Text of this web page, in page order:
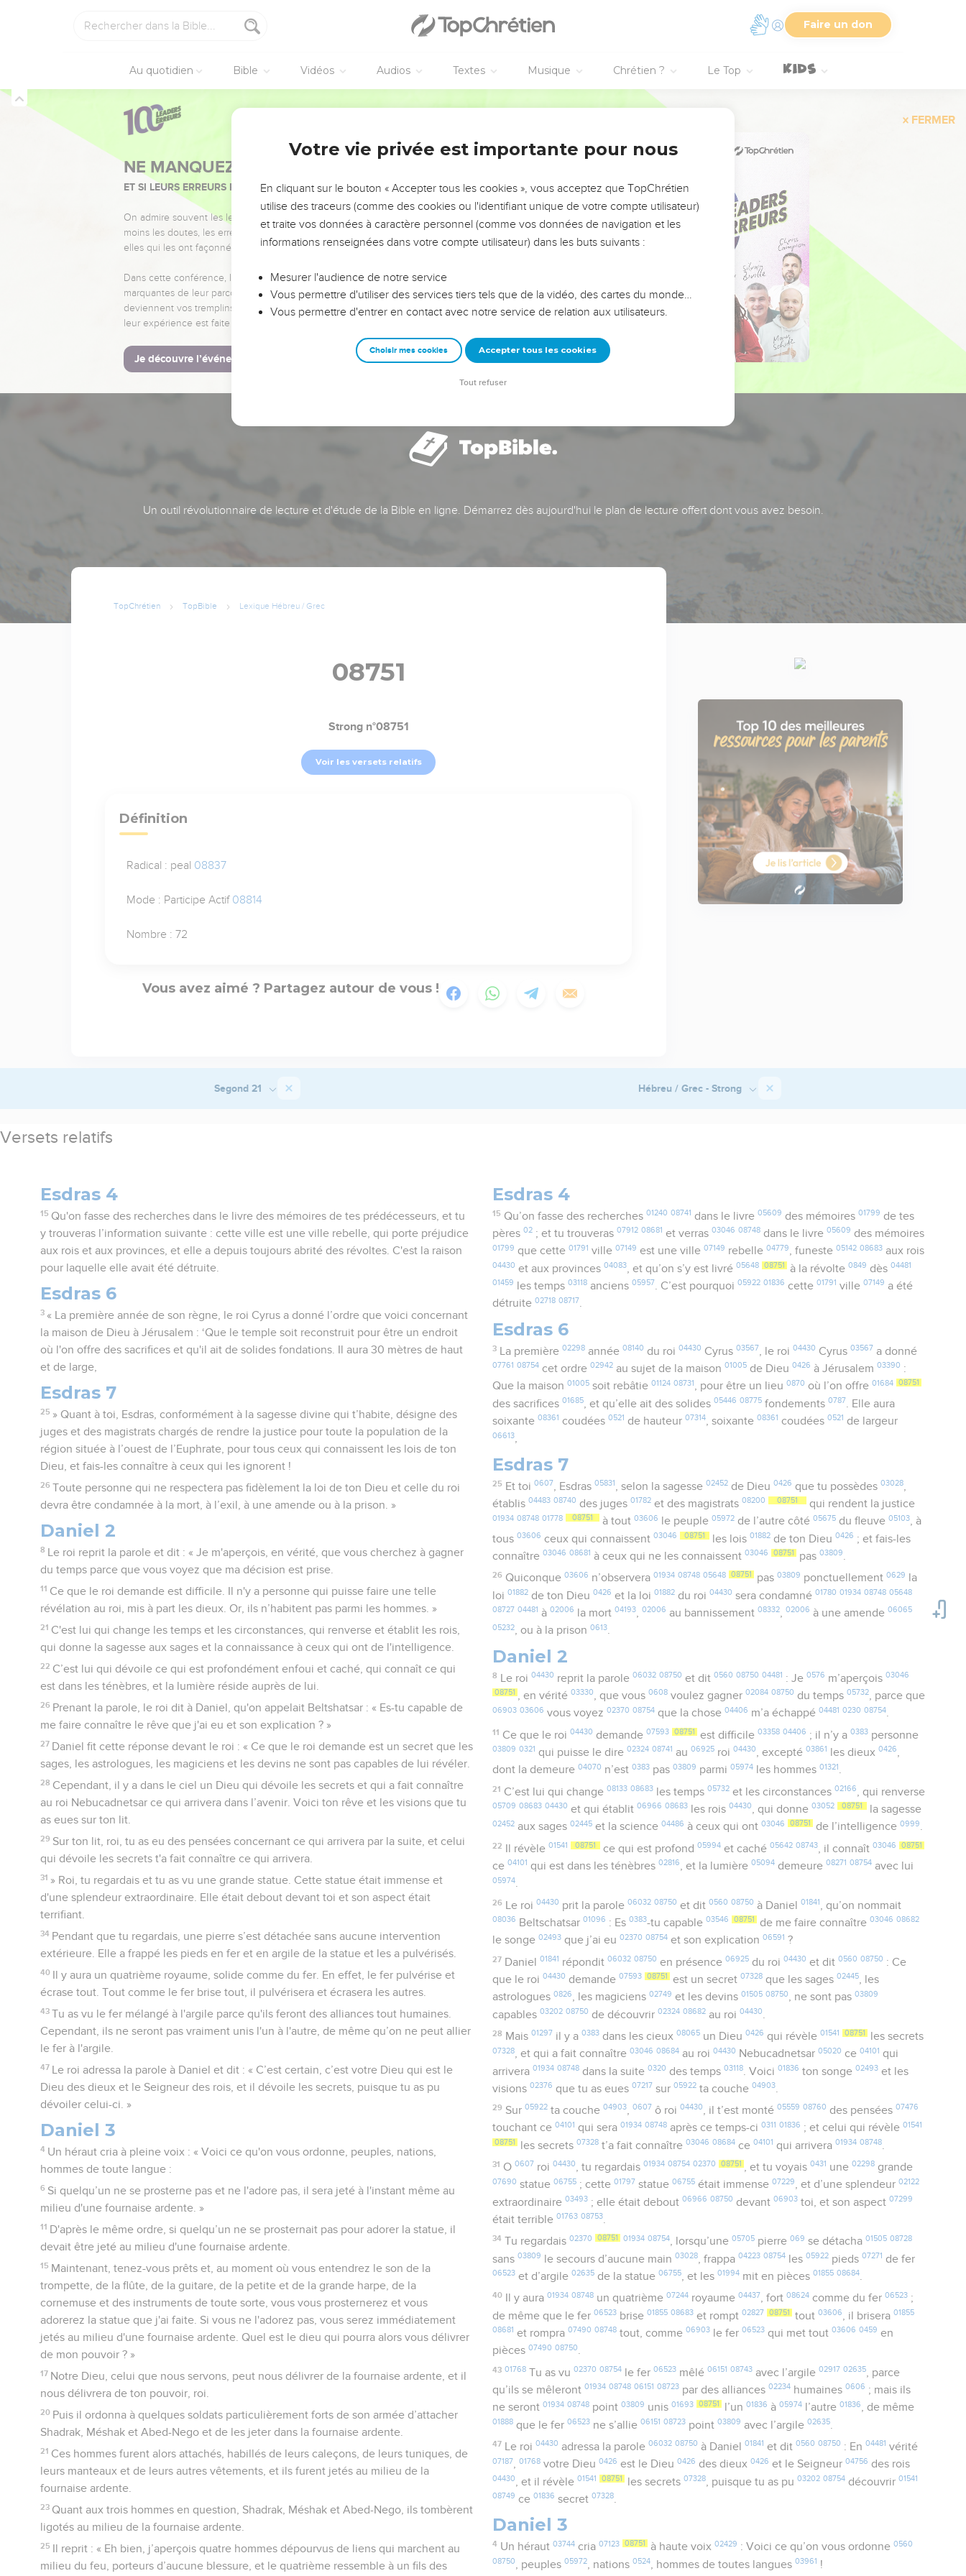
Faire un don
Au quotidien Bible Vidéos Audios Textes Musique Chrétien ? Le Top
FERMER
NE MANQUEZ PAS L’ÉVÉNEMENT DE L’ANNÉE !
ET SI LEURS ERREURS POUVAIENT VOUS ÉVITER LES VOTRES ?
On admire souvent les leaders pour leurs réussites, leur impact, leur foi ou leur vision. Mais on voit
moins les doutes, les erreurs et les saisons difficiles qu'ils ont traversés, alors même que ce sont
elles qui les ont façonnés.
Dans cette conférence, leaders, entrepreneurs, et responsables reviennent sur les erreurs
marquantes de leur parcours et les clés pour avancer avec plus de sagesse afin que leurs erreurs
deviennent vos tremplins. Que vous guidiez un ministère, une équipe, un groupe ou une famille,
leur expérience est faite pour vous.
Je découvre l’événement
Un outil révolutionnaire de lecture et d'étude de la Bible en ligne. Démarrez dès aujourd'hui le plan de lecture offert dont vous avez besoin.
TopChrétien TopBible Lexique Hébreu / Grec
08751
Strong n°08751
Voir les versets relatifs
Définition
Radical : peal 08837
Mode : Participe Actif 08814
Nombre : 72
Vous avez aimé ? Partagez autour de vous !
Segond 21 Hébreu / Grec - Strong
Versets relatifs
Esdras 4
15 Qu'on fasse des recherches dans le livre des mémoires de tes prédécesseurs, et tu
y trouveras l’information suivante : cette ville est une ville rebelle, qui porte préjudice
aux rois et aux provinces, et elle a depuis toujours abrité des révoltes. C'est la raison
pour laquelle elle avait été détruite.
Esdras 6
3 « La première année de son règne, le roi Cyrus a donné l’ordre que voici concernant
la maison de Dieu à Jérusalem : ‘Que le temple soit reconstruit pour être un endroit
où l'on offre des sacrifices et qu'il ait de solides fondations. Il aura 30 mètres de haut
et de large,
Esdras 7
25 » Quant à toi, Esdras, conformément à la sagesse divine qui t’habite, désigne des
juges et des magistrats chargés de rendre la justice pour toute la population de la
région située à l’ouest de l’Euphrate, pour tous ceux qui connaissent les lois de ton
Dieu, et fais-les connaître à ceux qui les ignorent !
26 Toute personne qui ne respectera pas fidèlement la loi de ton Dieu et celle du roi
devra être condamnée à la mort, à l’exil, à une amende ou à la prison. »
Daniel 2
8
Le roi reprit la parole et dit : « Je m'aperçois, en vérité, que vous cherchez à gagner
du temps parce que vous voyez que ma décision est prise.
11 Ce que le roi demande est difficile. Il n'y a personne qui puisse faire une telle
révélation au roi, mis à part les dieux. Or, ils n’habitent pas parmi les hommes. »
21 C'est lui qui change les temps et les circonstances, qui renverse et établit les rois,
qui donne la sagesse aux sages et la connaissance à ceux qui ont de l'intelligence.
22 C’est lui qui dévoile ce qui est profondément enfoui et caché, qui connaît ce qui
est dans les ténèbres, et la lumière réside auprès de lui.
26 Prenant la parole, le roi dit à Daniel, qu'on appelait Beltshatsar : « Es-tu capable de
me faire connaître le rêve que j'ai eu et son explication ? »
27 Daniel fit cette réponse devant le roi : « Ce que le roi demande est un secret que les
sages, les astrologues, les magiciens et les devins ne sont pas capables de lui révéler.
28 Cependant, il y a dans le ciel un Dieu qui dévoile les secrets et qui a fait connaître
au roi Nebucadnetsar ce qui arrivera dans l’avenir. Voici ton rêve et les visions que tu
as eues sur ton lit.
29 Sur ton lit, roi, tu as eu des pensées concernant ce qui arrivera par la suite, et celui
qui dévoile les secrets t'a fait connaître ce qui arrivera.
31 » Roi, tu regardais et tu as vu une grande statue. Cette statue était immense et
d'une splendeur extraordinaire. Elle était debout devant toi et son aspect était
terrifiant.
34 Pendant que tu regardais, une pierre s’est détachée sans aucune intervention
extérieure. Elle a frappé les pieds en fer et en argile de la statue et les a pulvérisés.
40
Il y aura un quatrième royaume, solide comme du fer. En effet, le fer pulvérise et
écrase tout. Tout comme le fer brise tout, il pulvérisera et écrasera les autres.
43 Tu as vu le fer mélangé à l'argile parce qu'ils feront des alliances tout humaines.
Cependant, ils ne seront pas vraiment unis l'un à l'autre, de même qu’on ne peut allier
le fer à l'argile.
47
Le roi adressa la parole à Daniel et dit : « C’est certain, c’est votre Dieu qui est le
Dieu des dieux et le Seigneur des rois, et il dévoile les secrets, puisque tu as pu
dévoiler celui-ci. »
Daniel 3
4 Un héraut cria à pleine voix : « Voici ce qu'on vous ordonne, peuples, nations,
hommes de toute langue :
6 Si quelqu’un ne se prosterne pas et ne l'adore pas, il sera jeté à l'instant même au
milieu d'une fournaise ardente. »
11 D'après le même ordre, si quelqu’un ne se prosternait pas pour adorer la statue, il
devait être jeté au milieu d'une fournaise ardente.
15 Maintenant, tenez-vous prêts et, au moment où vous entendrez le son de la
trompette, de la flûte, de la guitare, de la petite et de la grande harpe, de la
cornemuse et des instruments de toute sorte, vous vous prosternerez et vous
adorerez la statue que j'ai faite. Si vous ne l'adorez pas, vous serez immédiatement
jetés au milieu d'une fournaise ardente. Quel est le dieu qui pourra alors vous délivrer
de mon pouvoir ? »
17 Notre Dieu, celui que nous servons, peut nous délivrer de la fournaise ardente, et il
nous délivrera de ton pouvoir, roi.
20 Puis il ordonna à quelques soldats particulièrement forts de son armée d’attacher
Shadrak, Méshak et Abed-Nego et de les jeter dans la fournaise ardente.
21 Ces hommes furent alors attachés, habillés de leurs caleçons, de leurs tuniques, de
leurs manteaux et de leurs autres vêtements, et ils furent jetés au milieu de la
fournaise ardente.
23 Quant aux trois hommes en question, Shadrak, Méshak et Abed-Nego, ils tombèrent
ligotés au milieu de la fournaise ardente.
25
Il reprit : « Eh bien, j’aperçois quatre hommes dépourvus de liens qui marchent au
milieu du feu, porteurs d’aucune blessure, et le quatrième ressemble à un fils des
Esdras 4
15 Qu’on fasse des recherches 01240 08741 dans le livre 05609 des mémoires 01799 de tes
pères02 ; et tu trouveras07912 08681 et verras03046 08748 dans le livre05609 des mémoires
01799 que cette01791 ville07149 est une ville07149 rebelle04779, funeste05142 08683 aux rois
04430 et aux provinces04083 , et qu’on s’y est livré05648 08751 à la révolte0849 dès04481
01459 les temps03118 anciens05957. C’est pourquoi05922 01836 cette01791 ville07149 a été
détruite02718 08717.
Esdras 6
3 La première 02298année 08140 du roi 04430 Cyrus 03567 , le roi 04430 Cyrus 03567 a donné
07761 08754 cet ordre02942 au sujet de la maison01005 de Dieu0426 à Jérusalem03390 :
Que la maison01005 soit rebâtie01124 08731, pour être un lieu0870 où l’on offre01684 08751
des sacrifices01685 , et qu’elle ait des solides05446 08775 fondements0787
. Elle aura
soixante08361 coudées0521 de hauteur07314, soixante08361 coudées0521 de largeur
06613,
Esdras 7
25 Et toi 0607 , Esdras 05831 , selon la sagesse 02452de Dieu 0426 que tu possèdes 03028,
établis04483 08740 des juges01782 et des magistrats08200 08751 qui rendent la justice
01934 08748 01778 08751 à tout03606 le peuple05972 de l’autre côté05675 du fleuve05103, à
tous03606 ceux qui connaissent03046 08751 les lois01882 de ton Dieu0426 ; et fais-les
connaître03046 08681 à ceux qui ne les connaissent03046 08751 pas03809.
26 Quiconque 03606 n’observera 01934 08748 05648 08751 pas 03809 ponctuellement 0629
la
loi01882 de ton Dieu0426 et la loi01882 du roi04430 sera condamné01780 01934 08748 05648
08727 04481 à02006 la mort04193,02006 au bannissement08332,02006 à une amende06065
05232, ou à la prison0613.
Daniel 2
8 Le roi 04430 reprit la parole 06032 08750 et dit 0560 08750 04481 : Je 0576 m’aperçois 03046
08751 , en vérité03330, que vous0608 voulez gagner02084 08750 du temps05732, parce que
06903 03606 vous voyez02370 08754 que la chose04406 m’a échappé04481 0230 08754.
11 Ce que le roi 04430 demande 07593 08751 est difficile 03358 04406 ; il n’y a 0383personne
03809 0321 qui puisse le dire02324 08741 au06925 roi04430, excepté03861 les dieux0426,
dont la demeure04070 n’est0383 pas03809 parmi05974 les hommes01321.
21 C’est lui qui change 08133 08683les temps 05732et les circonstances 02166 , qui renverse
05709 08683 04430 et qui établit06966 08683 les rois04430, qui donne03052 08751 la sagesse
02452 aux sages02445 et la science04486 à ceux qui ont03046 08751 de l’intelligence0999.
22 Il révèle 01541 08751 ce qui est profond 05994et caché 05642 08743, il connaît 03046 08751
ce04101 qui est dans les ténèbres02816, et la lumière05094 demeure08271 08754 avec lui
05974.
26 Le roi 04430 prit la parole 06032 08750 et dit 0560 08750 à Daniel 01841 , qu’on nommait
08036 Beltschatsar01096 : Es0383-tu capable03546 08751 de me faire connaître03046 08682
le songe02493 que j’ai eu02370 08754 et son explication06591 ?
27 Daniel 01841 répondit 06032 08750 en présence 06925du roi 04430 et dit 0560 08750 : Ce
que le roi04430 demande07593 08751 est un secret07328 que les sages02445
, les
astrologues0826, les magiciens02749 et les devins01505 08750, ne sont pas03809
capables03202 08750 de découvrir02324 08682 au roi04430
28 Mais 01297 il y a 0383dans les cieux 08065un Dieu 0426 qui révèle 01541 08751 les secrets
07328, et qui a fait connaître03046 08684 au roi04430 Nebucadnetsar05020 ce04101 qui
arrivera01934 08748 dans la suite0320 des temps03118 . Voici01836 ton songe02493 et les
visions02376 que tu as eues07217 sur05922 ta couche04903
29 Sur 05922ta couche 04903, 0607 ô roi 04430, il t’est monté 05559 08760 des pensées 07476
touchant ce04101 qui sera01934 08748 après ce temps-ci0311 01836 ; et celui qui révèle01541
08751 les secrets07328 t’a fait connaître03046 08684 ce04101 qui arrivera01934 08748
31 O 0607 roi 04430, tu regardais 01934 08754 02370 08751 , et tu voyais 0431 une 02298grande
07690 statue06755 ; cette01797 statue06755 était immense07229, et d’une splendeur02122
extraordinaire03493 ; elle était debout06966 08750 devant06903 toi, et son aspect07299
était terrible01763 08753.
34 Tu regardais 02370 08751 01934 08754, lorsqu’une 05705pierre 069 se détacha 01505 08728
sans03809 le secours d’aucune main03028 , frappa04223 08754 les05922 pieds07271 de fer
06523 et d’argile02635 de la statue06755, et les01994 mit en pièces01855 08684.
40 Il y aura 01934 08748un quatrième 07244royaume 04437, fort 08624comme du fer 06523;
de même que le fer06523 brise01855 08683 et rompt02827 08751 tout03606 , il brisera01855
08681 et rompra07490 08748 tout, comme06903 le fer06523 qui met tout03606 0459 en
pièces07490 08750.
43 01768Tu as vu 02370 08754le fer 06523mêlé 06151 08743avec l’argile 02917 02635, parce
qu’ils se mêleront01934 08748 06151 08723 par des alliances02234 humaines0606 ; mais ils
ne seront01934 08748 point03809 unis01693 08751 l’un01836 à05974 l’autre01836, de même
01888 que le fer06523 ne s’allie06151 08723 point03809 avec l’argile02635
47 Le roi 04430 adressa la parole 06032 08750 à Daniel 01841 et dit 0560 08750 : En 04481 vérité
07187,01768 votre Dieu0426 est le Dieu0426 des dieux0426 et le Seigneur04756 des rois
04430 , et il révèle01541 08751 les secrets07328 , puisque tu as pu03202 08754 découvrir01541
08749 ce01836 secret07328.
Daniel 3
4 Un héraut 03744cria 07123 08751 à haute voix 02429 : Voici ce qu’on vous ordonne 0560
08750 , peuples05972 , nations0524 , hommes de toutes langues03961 !
Votre vie privée est importante pour nous
En cliquant sur le bouton « Accepter tous les cookies », vous acceptez que TopChrétien
utilise des traceurs (comme des cookies ou l'identifiant unique de votre compte utilisateur)
et traite vos données à caractère personnel (comme vos données de navigation et les
informations renseignées dans votre compte utilisateur) dans les buts suivants :
Mesurer l'audience de notre service
Vous permettre d'utiliser des services tiers tels que de la vidéo, des cartes du monde…
Vous permettre d'entrer en contact avec notre service de relation aux utilisateurs.
Choisir mes cookies Accepter tous les cookies
Tout refuser